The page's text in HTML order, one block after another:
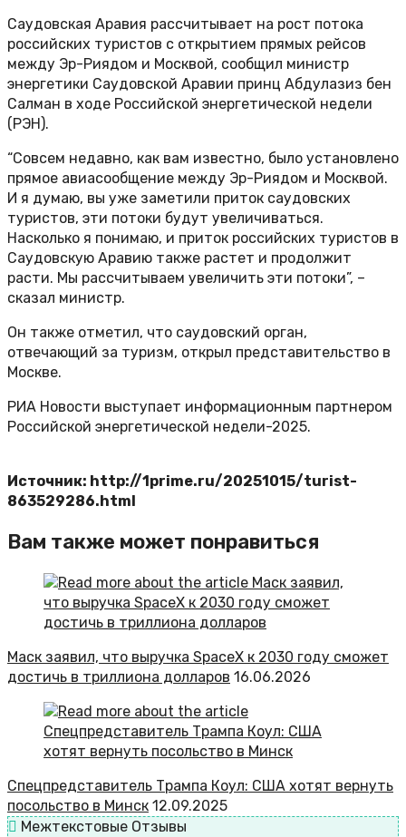
Саудовская Аравия рассчитывает на рост потока
российских туристов с открытием прямых рейсов
между Эр-Риядом и Москвой, сообщил министр
энергетики Саудовской Аравии принц Абдулазиз бен
Салман в ходе Российской энергетической недели
(РЭН).
“Совсем недавно, как вам известно, было установлено
прямое авиасообщение между Эр-Риядом и Москвой.
И я думаю, вы уже заметили приток саудовских
туристов, эти потоки будут увеличиваться.
Насколько я понимаю, и приток российских туристов в
Саудовскую Аравию также растет и продолжит
расти. Мы рассчитываем увеличить эти потоки”, –
сказал министр.
Он также отметил, что саудовский орган,
отвечающий за туризм, открыл представительство в
Москве.
РИА Новости выступает информационным партнером
Российской энергетической недели-2025.
Источник: http://1prime.ru/20251015/turist-
863529286.html
Вам также может понравиться
Маск заявил, что выручка SpaceX к 2030 году сможет
достичь в триллиона долларов 16.06.2026
Спецпредставитель Трампа Коул: США хотят вернуть
посольство в Минск 12.09.2025
Межтекстовые Отзывы